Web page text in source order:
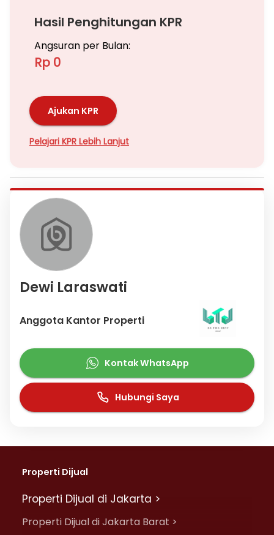
Hasil Penghitungan KPR
Angsuran per Bulan:
Rp 0
Ajukan KPR
Pelajari KPR Lebih Lanjut
Dewi Laraswati
Anggota Kantor Properti
Kontak WhatsApp
Hubungi Saya
Properti Dijual
Properti Dijual di Jakarta >
Properti Dijual di Jakarta Barat >